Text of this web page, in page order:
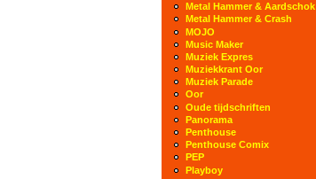
Metal Hammer & Aardschok
Metal Hammer & Crash
MOJO
Music Maker
Muziek Expres
Muziekkrant Oor
Muziek Parade
Oor
Oude tijdschriften
Panorama
Penthouse
Penthouse Comix
PEP
Playboy